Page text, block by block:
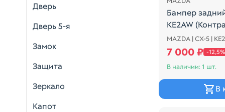
Дверь
Дверь 5-я
Замок
Защита
Зеркало
Капот
Бампер
KE2AW
Бампер
MAZDA | CX-5 |
7 000 ₽ -12,5%
В наличии: 1 шт.
В
Распродажа